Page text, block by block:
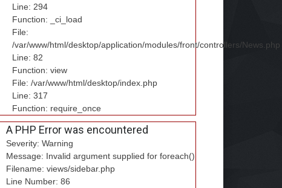
Line: 294
Function: _ci_load
File:
/var/www/html/desktop/application/modules/front/controllers/News.php
Line: 82
Function: view
File: /var/www/html/desktop/index.php
Line: 317
Function: require_once
A PHP Error was encountered
Severity: Warning
Message: Invalid argument supplied for foreach()
Filename: views/sidebar.php
Line Number: 86